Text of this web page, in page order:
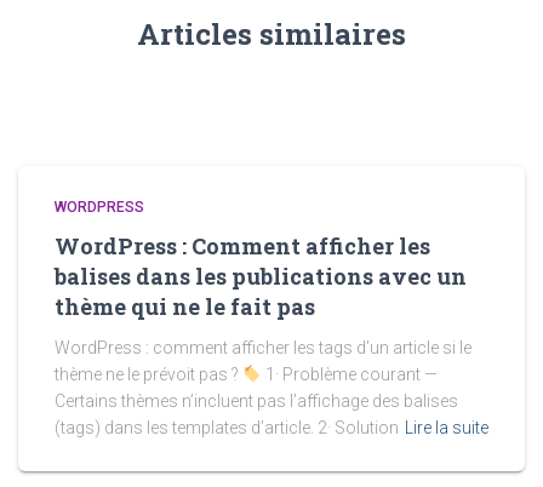
Articles similaires
WORDPRESS
WordPress : Comment afficher les
balises dans les publications avec un
thème qui ne le fait pas
WordPress : comment afficher les tags d’un article si le
thème ne le prévoit pas ?
1· Problème courant —
Certains thèmes n’incluent pas l’affichage des balises
(tags) dans les templates d’article. 2· Solution
Lire la suite